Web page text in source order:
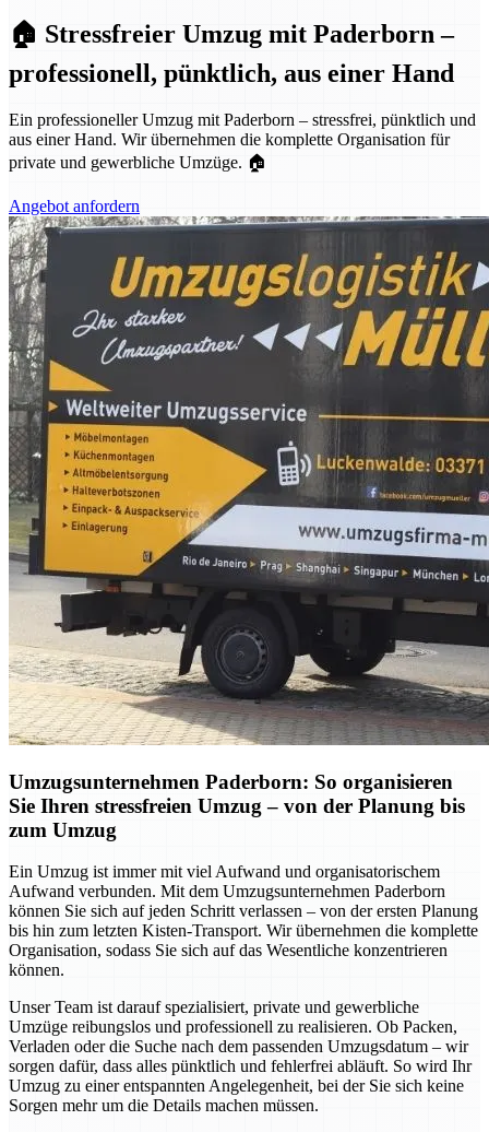
🏠 Stressfreier Umzug mit Paderborn –
professionell, pünktlich, aus einer Hand
Ein professioneller Umzug mit Paderborn – stressfrei, pünktlich und
aus einer Hand. Wir übernehmen die komplette Organisation für
private und gewerbliche Umzüge. 🏠
Angebot anfordern
Umzugsunternehmen Paderborn: So organisieren
Sie Ihren stressfreien Umzug – von der Planung bis
zum Umzug
Ein Umzug ist immer mit viel Aufwand und organisatorischem
Aufwand verbunden. Mit dem Umzugsunternehmen Paderborn
können Sie sich auf jeden Schritt verlassen – von der ersten Planung
bis hin zum letzten Kisten-Transport. Wir übernehmen die komplette
Organisation, sodass Sie sich auf das Wesentliche konzentrieren
können.
Unser Team ist darauf spezialisiert, private und gewerbliche
Umzüge reibungslos und professionell zu realisieren. Ob Packen,
Verladen oder die Suche nach dem passenden Umzugsdatum – wir
sorgen dafür, dass alles pünktlich und fehlerfrei abläuft. So wird Ihr
Umzug zu einer entspannten Angelegenheit, bei der Sie sich keine
Sorgen mehr um die Details machen müssen.